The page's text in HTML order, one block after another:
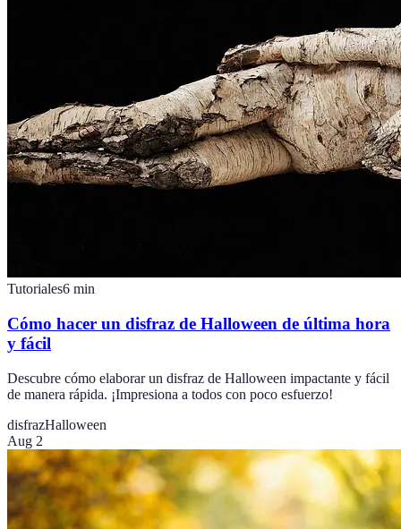
Tutoriales6 min
Cómo hacer un disfraz de Halloween de última hora
y fácil
Descubre cómo elaborar un disfraz de Halloween impactante y fácil
de manera rápida. ¡Impresiona a todos con poco esfuerzo!
disfrazHalloween
Aug 2